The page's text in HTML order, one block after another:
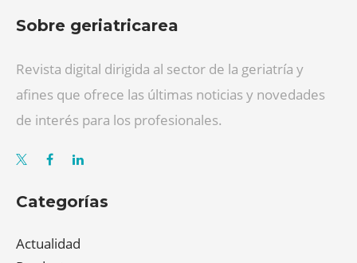
Sobre geriatricarea
Revista digital dirigida al sector de la geriatría y
afines que ofrece las últimas noticias y novedades
de interés para los profesionales.
Categorías
Actualidad